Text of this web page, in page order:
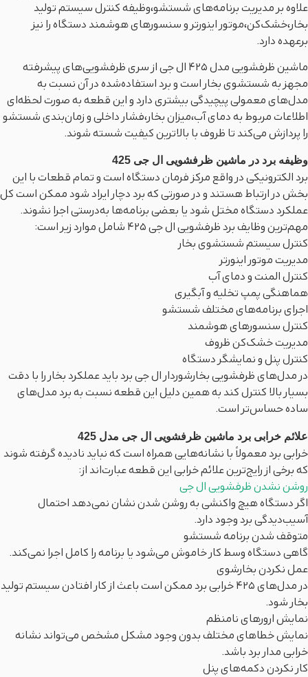
علاوه بر مدیریت برنامه‌های شستشو،وظیفه کنترل سیستم تولید
بخار،خشک‌کن،موتور اینورتر و سنسورهای هوشمند دستگاه را نیز
برعهده دارد.
ماشین ظرفشویی مدل 425 ال جی از سری ظرفشویی‌های پیشرفته
مجهز به شستشوی بخار است و برد استفاده‌شده در آن نسبت به
مدل‌های معمولی پیچیدگی بیشتری دارد و این قطعه به‌ صورت لحظه‌ای
اطلاعات مربوط به دمای آب،میزان بخار،فشار داخلی و زمان‌بندی شستشو
را پردازش می‌کند تا ظروف با بالاترین کیفیت شسته شوند.
وظیفه برد در ماشین ظرفشویی ال جی 425
برد الکترونیکی در واقع مرکز فرمان دستگاه است و تمام قطعات با این
بخش در ارتباط هستند و در صورتی که برد دچار ایراد شود ممکن است کل
عملکرد دستگاه مختل شود یا بعضی برنامه‌ها به‌درستی اجرا نشوند.
مهم‌ترین وظایف برد ظرفشویی ال جی 425 شامل موارد زیر است:
کنترل سیستم شستشوی بخار
مدیریت موتور اینورتر
کنترل المنت و دمای آب
هماهنگی پمپ تخلیه و آبگیری
اجرای برنامه‌های مختلف شستشو
کنترل سنسورهای هوشمند
مدیریت خشک‌کن ظروف
کنترل پنل و نمایشگر دستگاه
در مدل‌های ظرفشویی بخارشوردار ال جی برد باید عملکرد بخار را با دقت
بسیار بالا کنترل کند به همین دلیل این قطعه نسبت به برد مدل‌های
ساده حساس‌تر است.
علائم خرابی برد ماشین ظرفشویی ال جی مدل 425
خرابی برد معمولاً با نشانه‌هایی همراه است که نباید نادیده گرفته شوند
که برخی از رایج‌ترین علائم خرابی این قطعه عبارت‌اند از:
روشن نشدن ظرفشویی ال جی
اگر دستگاه هیچ واکنشی به روشن شدن نشان نمی‌دهد احتمال
آسیب‌دیدگی برد وجود دارد.
متوقف شدن برنامه شستشو
گاهی دستگاه وسط کار خاموش می‌شود یا برنامه را کامل اجرا نمی‌کند.
عمل نکردن بخارشوی
در مدل‌های 425 خرابی برد ممکن است باعث از کار افتادن سیستم تولید
بخار شود.
نمایش ارورهای نامنظم
نمایش خطاهای مختلف بدون وجود مشکل مشخص می‌تواند نشانه
خرابی مدار برد باشد.
کار نکردن دکمه‌های پنل